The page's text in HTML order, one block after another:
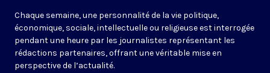
Chaque semaine, une personnalité de la vie politique,
économique, sociale, intellectuelle ou religieuse est interrogée
pendant une heure par les journalistes représentant les
rédactions partenaires, offrant une véritable mise en
perspective de l’actualité.